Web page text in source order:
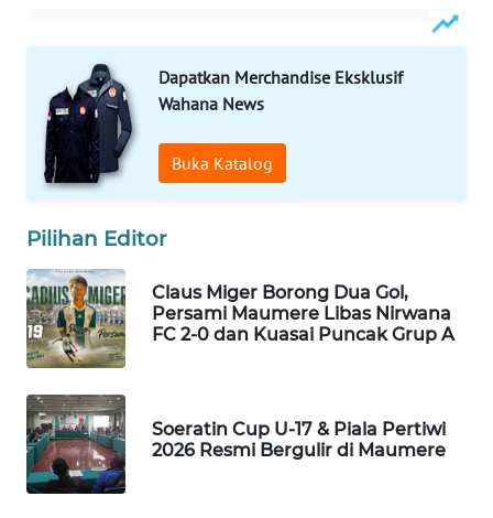
Dapatkan Merchandise Eksklusif
Wahana News
Buka Katalog
Pilihan Editor
Claus Miger Borong Dua Gol,
Persami Maumere Libas Nirwana
FC 2-0 dan Kuasai Puncak Grup A
Soeratin Cup U-17 & Piala Pertiwi
2026 Resmi Bergulir di Maumere
NEWS
METRO
MEDAN
NEWS
METRO
JAKARTA
KRT
NEWS
KARING
NEWS
JURNAL
MARITIM